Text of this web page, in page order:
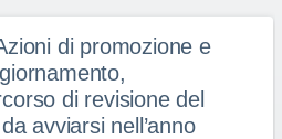
di promozione e
di revisione del
avviarsi nell’anno